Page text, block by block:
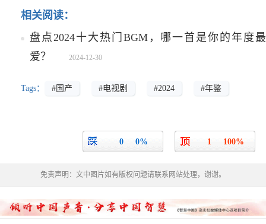
相关阅读：
盘点2024十大热门BGM，哪一首是你的年度最
爱？
2024-12-30
Tags： #国产 #电视剧 #2024 #年鉴
1 100%
0 0%
免责声明：文中图片如有版权问题请联系网站处理，谢谢。